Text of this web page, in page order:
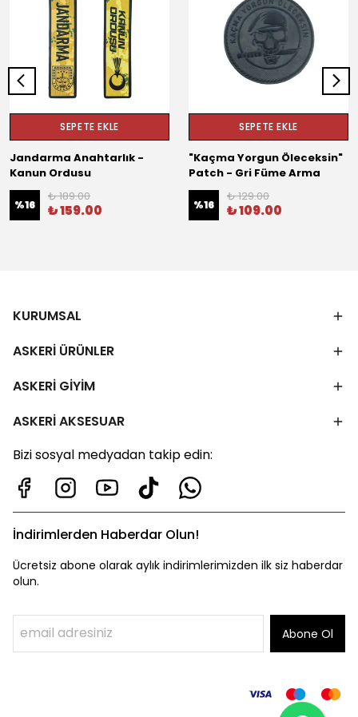
SEPETE EKLE
Jandarma Anahtarlık -
Kanun Ordusu
%16
₺ 189.00
₺ 159.00
SEPETE EKLE
"Kaçma Yorgun Öleceksin"
Patch - Gri Füme Arma
%16
₺ 129.00
₺ 109.00
KURUMSAL
ASKERİ ÜRÜNLER
ASKERİ GİYİM
ASKERİ AKSESUAR
Bizi sosyal medyadan takip edin:
İndirimlerden Haberdar Olun!
Ücretsiz abone olarak aylık indirimlerimizden ilk siz haberdar
olun.
Abone Ol